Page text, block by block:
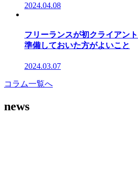
2024.04.08
フリーランスが初クライアン
準備しておいた方がよいこと
2024.03.07
コラム一覧へ
news